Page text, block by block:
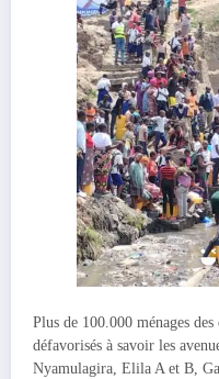
Plus de 100.000 ménages
défavorisés à savoir les
Nyamulagira, Elila A et B,